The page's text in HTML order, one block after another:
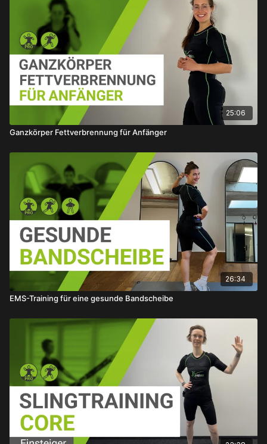
25:06
Ganzkörper Fettverbrennung für Anfänger
26:34
EMS-Training für eine gesunde Bandscheibe